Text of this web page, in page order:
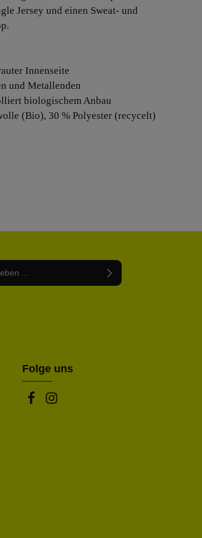
Jersey und einen Sweat- und
Innenseite
und Metallenden
biologischem Anbau
(Bio), 30 % Polyester (recycelt)
Folge uns